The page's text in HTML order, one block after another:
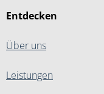
Entdecken
Über uns
Leistungen